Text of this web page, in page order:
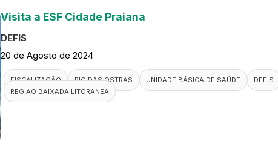
Visita a ESF Cidade Praiana
DEFIS
20 de Agosto de 2024
FISCALIZAÇÃO RIO DAS OSTRAS UNIDADE BÁSICA DE SAÚDE DEFIS
REGIÃO BAIXADA LITORÂNEA